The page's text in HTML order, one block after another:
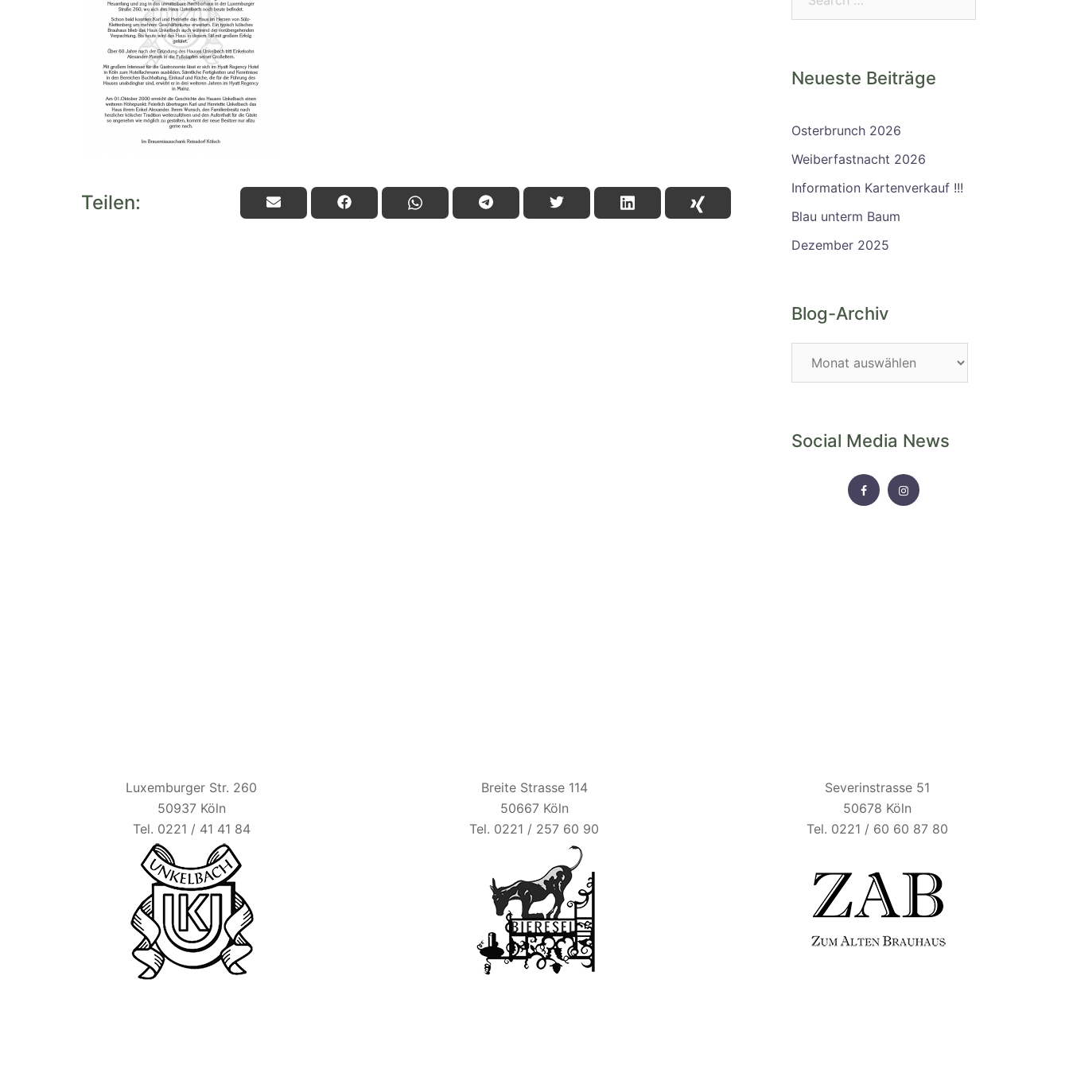
Teilen:
Neueste Beiträge
Osterbrunch 2026
Weiberfastnacht 2026
Information Kartenverkauf !!!
Blau unterm Baum
Dezember 2025
Blog-Archiv
Social Media News
FACEBOOKINSTAGRAM
Luxemburger Str. 260
50937 Köln
Tel. 0221 / 41 41 84
Breite Strasse 114
50667 Köln
Tel. 0221 / 257 60 90
Severinstrasse 51
50678 Köln
Tel. 0221 / 60 60 87 80